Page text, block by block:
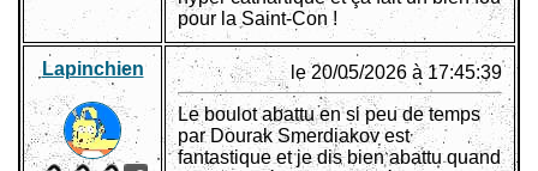
pour la Saint-Con !
Lapinchien le 20/05/2026 à 17:45:39
Le boulot abattu en si peu de temps
par Dourak Smerdiakov est
fantastique et je dis bien abattu quand